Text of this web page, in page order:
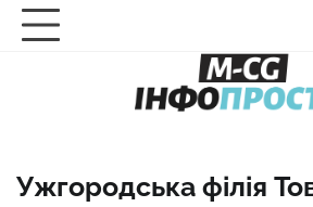
Перейти
Ужгородська філія